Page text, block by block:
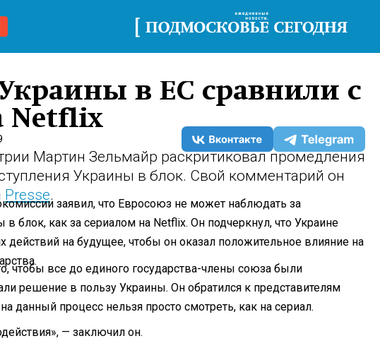
в ЕС сравнили с
Netflix
Мартин Зельмайр раскритиковал промедления
Украины в блок. Свой комментарий он
Presse.
заявил, что Евросоюз не может наблюдать за
блок, как за сериалом на Netflix. Он подчеркнул, что Украине
на будущее, чтобы он оказал положительное влияние на
чтобы все до единого государства-члены союза были
решение в пользу Украины. Он обратился к представителям
данный процесс нельзя просто смотреть, как на сериал.
— заключил он.